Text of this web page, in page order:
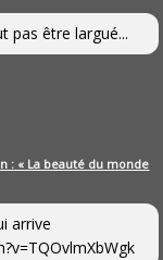
pas être largué...
: « La beauté du monde
arrive